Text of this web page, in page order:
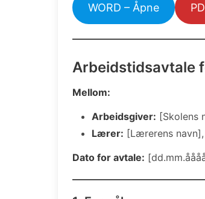
WORD – Åpne
Arbeidstidsavtale
Mellom:
Arbeidsgiver: [Skolens
Lærer: [Lærerens
Dato for avtale: